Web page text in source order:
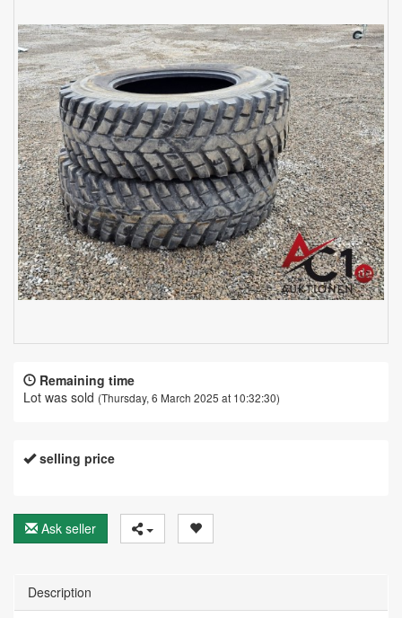
Remaining time
Lot was sold (Thursday, 6 March 2025 at 10:32:30)
selling price
Ask seller
Description